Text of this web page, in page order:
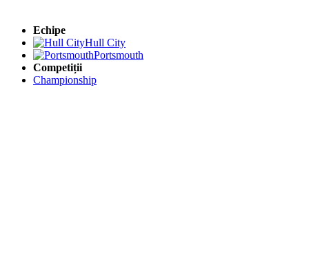
Echipe
Hull City
Portsmouth
Competiții
Championship